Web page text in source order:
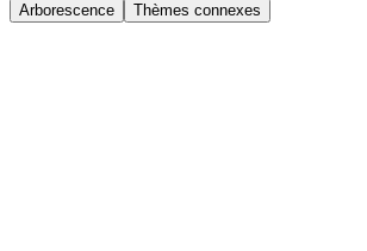
Arborescence Thèmes connexes